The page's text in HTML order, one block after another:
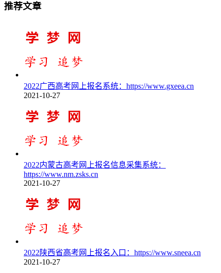
推荐文章
2022广西高考网上报名系统：https://www.gxeea.cn
2021-10-27
2022内蒙古高考网上报名信息采集系统：
https://www.nm.zsks.cn
2021-10-27
2022陕西省高考网上报名入口：https://www.sneea.cn
2021-10-27